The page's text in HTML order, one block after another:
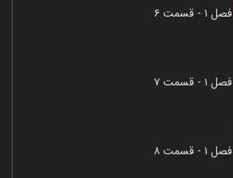
فصل ۱ - قسمت ۶
فصل ۱ - قسمت ۷
فصل ۱ - قسمت ۸